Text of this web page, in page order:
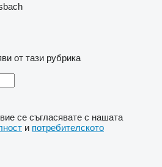
от тази рубрика
се съгласявате с нашата
и потребителското